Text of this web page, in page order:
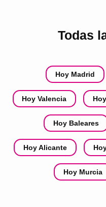
Todas
Hoy Madrid
Hoy Valencia
Hoy Baleares
Hoy Alicante
Hoy Murcia